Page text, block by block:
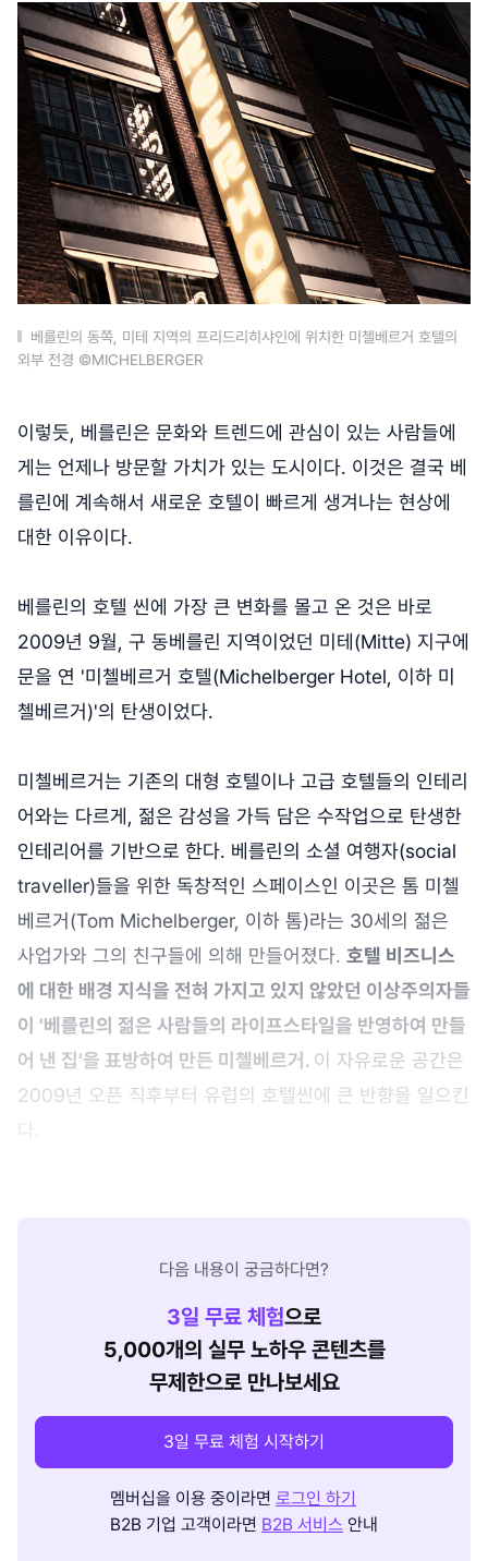
베를린의 동쪽, 미테 지역의 프리드리히샤인에 위치한 미첼베르거 호텔의
외부 전경 ©MICHELBERGER
이렇듯, 베를린은 문화와 트렌드에 관심이 있는 사람들에
게는 언제나 방문할 가치가 있는 도시이다. 이것은 결국 베
를린에 계속해서 새로운 호텔이 빠르게 생겨나는 현상에
대한 이유이다.
베를린의 호텔 씬에 가장 큰 변화를 몰고 온 것은 바로
2009년 9월, 구 동베를린 지역이었던 미테(Mitte) 지구에
문을 연 '미첼베르거 호텔(Michelberger Hotel, 이하 미
첼베르거)'의 탄생이었다.
미첼베르거는 기존의 대형 호텔이나 고급 호텔들의 인테리
어와는 다르게, 젊은 감성을 가득 담은 수작업으로 탄생한
인테리어를 기반으로 한다. 베를린의 소셜 여행자(social
traveller)들을 위한 독창적인 스페이스인 이곳은 톰 미첼
베르거(Tom Michelberger, 이하 톰)라는 30세의 젊은
사업가와 그의 친구들에 의해 만들어졌다. 호텔 비즈니스
에 대한 배경 지식을 전혀 가지고 있지 않았던 이상주의자들
이 '베를린의 젊은 사람들의 라이프스타일을 반영하여 만들
어 낸 집'을 표방하여 만든 미첼베르거. 이 자유로운 공간은
2009년 오픈 직후부터 유럽의 호텔씬에 큰 반향을 일으킨
다.
다음 내용이 궁금하다면?
3일 무료 체험으로
5,000개의 실무 노하우 콘텐츠를
무제한으로 만나보세요
3일 무료 체험 시작하기
멤버십을 이용 중이라면 로그인 하기
B2B 기업 고객이라면 B2B 서비스 안내